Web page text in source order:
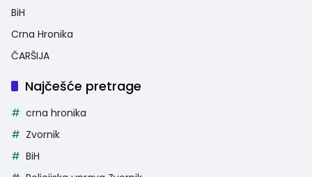
BiH
Crna Hronika
ČARŠIJA
Najčešće pretrage
crna hronika
Zvornik
BiH